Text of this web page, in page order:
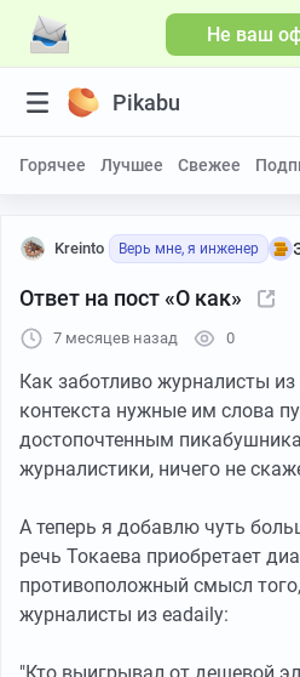
Не ваш
Pikabu
Горячее Лучшее Свежее
Kreinto Верь мне, я инженер
Ответ на пост «О как»
7 месяцев назад 0
Как заботливо журналисты
контекста нужные им слова
достопочтенным
журналистики, ничего не
А теперь я добавлю чуть
речь Токаева приобретает
противоположный смысл
журналисты из eadaily: